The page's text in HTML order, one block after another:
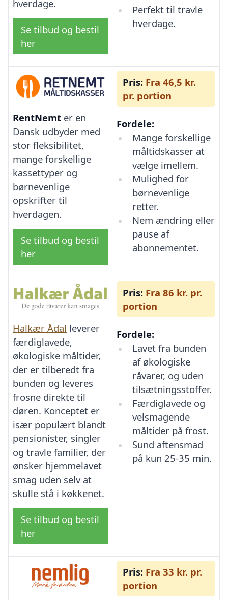
hverdage.
Se tilbud og bestil
her
Perfekt til travle
hverdage.
RentNemt er en
Dansk udbyder med
stor fleksibilitet,
mange forskellige
kassettyper og
børnevenlige
opskrifter til
hverdagen.
Se tilbud og bestil
her
Pris: Fra 46,5 kr.
pr. portion
Fordele:
Mange forskellige
måltidskasser at
vælge imellem.
Mulighed for
børnevenlige
retter.
Nem ændring eller
pause af
abonnementet.
Halkær Ådal leverer
færdiglavede,
økologiske måltider,
der er tilberedt fra
bunden og leveres
frosne direkte til
døren. Konceptet er
især populært blandt
pensionister, singler
og travle familier, der
ønsker hjemmelavet
smag uden selv at
skulle stå i køkkenet.
Se tilbud og bestil
her
Pris: Fra 86 kr. pr.
portion
Fordele:
Lavet fra bunden
af økologiske
råvarer, og uden
tilsætningsstoffer.
Færdiglavede og
velsmagende
måltider på frost.
Sund aftensmad
på kun 25-35 min.
Pris: Fra 33 kr. pr.
portion